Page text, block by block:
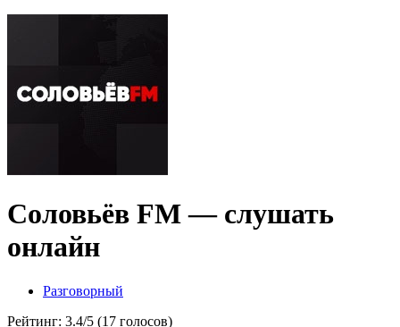
Соловьёв FM — слушать
онлайн
Разговорный
Рейтинг: 3.4/5 (17 голосов)